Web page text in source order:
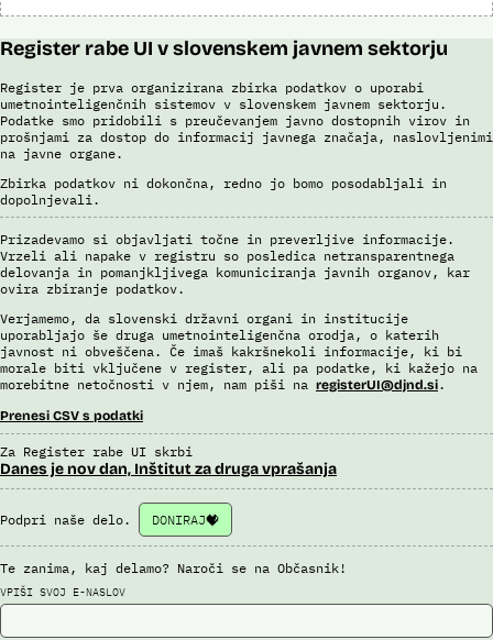
predstavljajo specifične potovalne vzorce storilcev terorističnih in
omogočajo usmerjeno delo policije in drugih pristojnih organov na
na utemeljene razloge v posamičnem primeru posreduje podatke
potnikov, prijavljenih na let, oziroma podatke potnikov iz sistema
rezervacij letalskih vozovnic oziroma rezultate njihove obdelave
drugim enotam policije.
pri avtomatizirani obdelavi podatkov ter varnostna tveganja
posamično pregledajo še z neavtomatiziranimi sredstvi.
Sistem uporablja sledeče vire podatkov: Evidenca potnikov,
prijavljenih na let, Evidenca potnikov iz sistema rezervacij letalskih
vozovnic, Evidence policije, Schengenskega informacijskega sistema,
Interpola.
Viri:
Brošura 60 let informacijsko telekomunikacijskega sistema policije
Odgovor na zahtevek za informacije javnega značaja
Register rabe UI v slovenskem javnem sektorju
Register je prva organizirana zbirka podatkov o uporabi
umetnointeligenčnih sistemov v slovenskem javnem sektorju.
Podatke smo pridobili s preučevanjem javno dostopnih virov in
prošnjami za dostop do informacij javnega značaja, naslovljenimi
na javne organe.
Zbirka podatkov ni dokončna, redno jo bomo posodabljali in
dopolnjevali.
Prizadevamo si objavljati točne in preverljive informacije.
Vrzeli ali napake v registru so posledica netransparentnega
delovanja in pomanjkljivega komuniciranja javnih organov, kar
ovira zbiranje podatkov.
Verjamemo, da slovenski državni organi in institucije
uporabljajo še druga umetnointeligenčna orodja, o katerih
javnost ni obveščena. Če imaš kakršnekoli informacije, ki bi
morale biti vključene v register, ali pa podatke, ki kažejo na
morebitne netočnosti v njem, nam piši na registerUI@djnd.si.
Prenesi CSV s podatki
Za Register rabe UI skrbi
Danes je nov dan, Inštitut za druga vprašanja
Podpri naše delo. DONIRAJ
Te zanima, kaj delamo? Naroči se na Občasnik!
VPIŠI SVOJ E-NASLOV